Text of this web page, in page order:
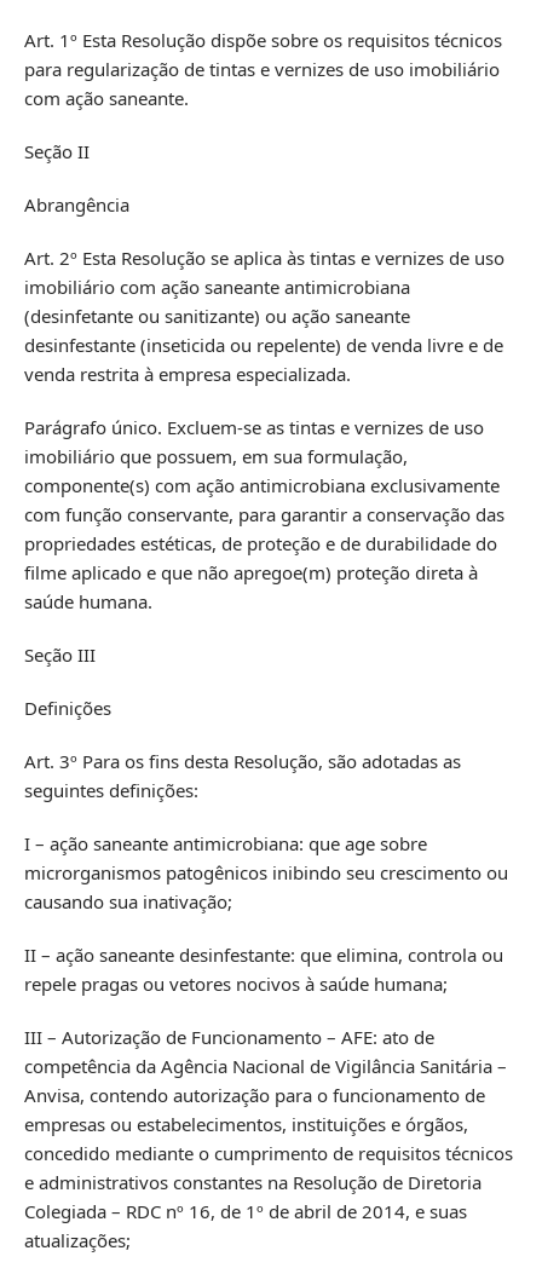
Art. 1º Esta Resolução dispõe sobre os requisitos técnicos
para regularização de tintas e vernizes de uso imobiliário
com ação saneante.
Seção II
Abrangência
Art. 2º Esta Resolução se aplica às tintas e vernizes de uso
imobiliário com ação saneante antimicrobiana
(desinfetante ou sanitizante) ou ação saneante
desinfestante (inseticida ou repelente) de venda livre e de
venda restrita à empresa especializada.
Parágrafo único. Excluem-se as tintas e vernizes de uso
imobiliário que possuem, em sua formulação,
componente(s) com ação antimicrobiana exclusivamente
com função conservante, para garantir a conservação das
propriedades estéticas, de proteção e de durabilidade do
filme aplicado e que não apregoe(m) proteção direta à
saúde humana.
Seção III
Definições
Art. 3º Para os fins desta Resolução, são adotadas as
seguintes definições:
I – ação saneante antimicrobiana: que age sobre
microrganismos patogênicos inibindo seu crescimento ou
causando sua inativação;
II – ação saneante desinfestante: que elimina, controla ou
repele pragas ou vetores nocivos à saúde humana;
III – Autorização de Funcionamento – AFE: ato de
competência da Agência Nacional de Vigilância Sanitária –
Anvisa, contendo autorização para o funcionamento de
empresas ou estabelecimentos, instituições e órgãos,
concedido mediante o cumprimento de requisitos técnicos
e administrativos constantes na Resolução de Diretoria
Colegiada – RDC nº 16, de 1º de abril de 2014, e suas
atualizações;